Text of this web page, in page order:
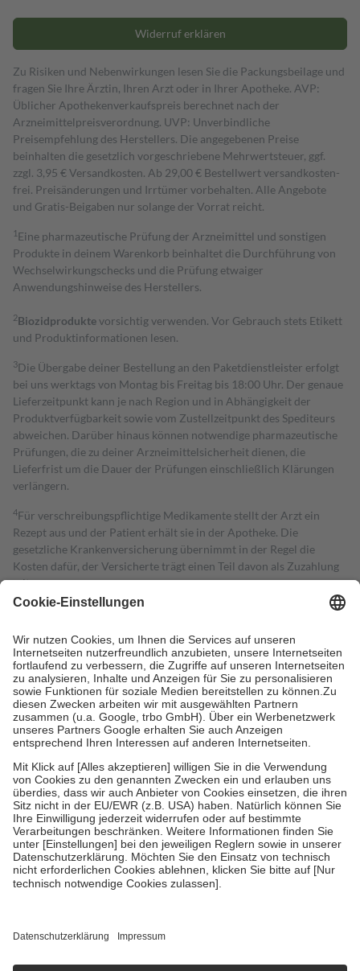
Widerruf erklären
Zu Risiken und Nebenwirkungen lesen Sie die Packungsbeilage und
fragen Sie Ihre Ärztin, Ihren Arzt oder in Ihrer Apotheke. AVP:
Üblicher Apothekenverkaufspreis berechnet nach der
Arzneimittelpreisverordnung. UVP: Unverbindliche
Preisempfehlung des Herstellers. Die angegebenen Preise
beinhalten die gesetzlich vorgeschriebene Mehrwertsteuer, ggf.
zzgl. 3,95 € Versandkosten. Ab 29,00 € Bestell­wert versand­kosten­
frei. Preisänderungen und Irrtümer vorbehalten. Alle Angebote
und Gratis-Beigaben nur solange der Vorrat reicht.
1 Eine pharmazeutische Prüfung der Arzneimittel und sonstigen
Produkte in deinem Warenkorb beinhaltet die Durchführung von
Wechselwirkungschecks und die Prüfung etwaiger
Anwendungshinweise des Herstellers.
2Biozidproduktevorsichtig verwenden. Vor Gebrauch stets Etikett
und Produktinformationen lesen.
3Die Übergabe deiner Bestellung an den Paketdienstleister erfolgt
bei uns werktags von Montag bis Freitag bis 18:00 Uhr. Der genaue
Lieferzeitpunkt kann je nach Region und in Abhängigkeit der
Produktverfügbarkeit sowie vom Zustellzeitpunkt des Spediteurs
abweichen. Darüber hinaus können notwendige pharmazeutische
Prüfungen, die zu deiner Arzneimittelsicherheit dienen, die
Lieferfrist um die Dauer der Prüfungen einschließlich Klärungen
verlängern.
4Für verschreibungspflichtige Medikamente stellt der Arzt ein
Rezept aus und der Patient erhält sie in der Apotheke. Die
gesetzliche Krankenversicherung übernimmt in der Regel die
Kosten dafür, der Versicherte trägt einen Teil davon als Zuzahlung
mit.
Grundsätzlich leisten Mitglieder Zuzahlungen in Höhe von zehn
höchstens zehn Euro.
Es sind jedoch nie mehr als die tatsächlichen
Kosten der Leistung zu entrichten.
Diese Regeln gelten grundsätzlich auch für Online-Apotheken.
Bei Heilmitteln und häuslicher Krankenpflege beträgt die
Zuzahlung zehn Prozent der Kosten sowie zehn Euro je
Verordnung.
Um das Engagement der Versicherten für ihre eigene Gesundheit zu
stärken und die besondere Stellung der Familie zu unterstützen,
fallenkeine Zuzahlungenan bei:
• Kindern und Jugendlichen bis zum vollendeten 18. Lebensjahr
mit Ausnahme der Fahrkosten
• Untersuchungen zur Vorsorge und Früherkennung, die von der
GKV getragen werden
• empfohlenen Schutzimpfungen
• Harn- und Blutteststreifen
getroffen, um sicherzustellen, dass es sich um echte Bewertungen
https://help.etrusted.com/hc/de/articles/4419944605341